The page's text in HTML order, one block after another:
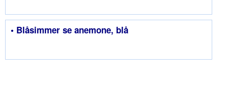
• Blåsimmer se anemone, blå